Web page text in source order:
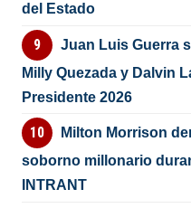
del Estado
Juan Luis Guerra
Milly Quezada y Dalvin
Presidente 2026
Milton Morrison
soborno millonario
INTRANT